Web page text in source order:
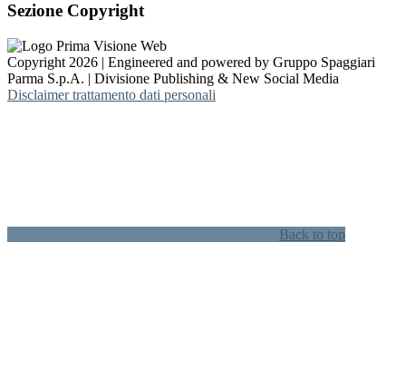
Sezione Copyright
Copyright 2026 | Engineered and powered by Gruppo Spaggiari
Parma S.p.A. | Divisione Publishing & New Social Media
Disclaimer trattamento dati personali
Back to top